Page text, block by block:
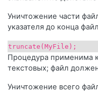
Уничтожение части
указателя до конца
truncate(МуFilе);
Процедура применима
текстовых; файл
Уничтожение всего